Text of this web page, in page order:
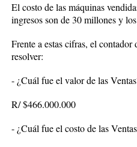
El costo de las máquinas
ingresos son de 30 millones y
Frente a estas cifras, el contador
resolver:
- ¿Cuál fue el valor de las
R/ $466.000.000
- ¿Cuál fue el costo de las